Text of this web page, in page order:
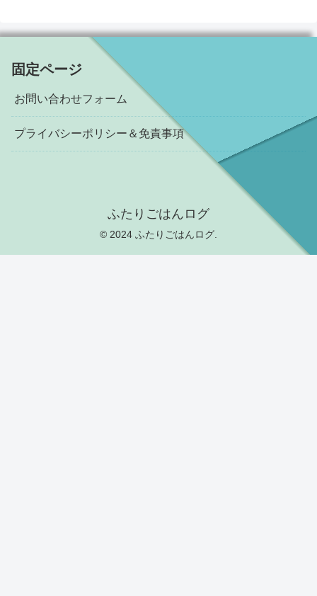
固定ページ
お問い合わせフォーム
プライバシーポリシー＆免責事項
ふたりごはんログ
© 2024 ふたりごはんログ.